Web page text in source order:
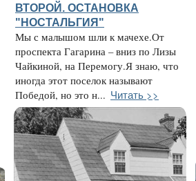
ВТОРОЙ. ОСТАНОВКА
"НОСТАЛЬГИЯ"
Мы с малышом шли к мачехе.От
проспекта Гагарина – вниз по Лизы
Чайкиной, на Перемогу.Я знаю, что
иногда этот поселок называют
Победой, но это н... Читать >>